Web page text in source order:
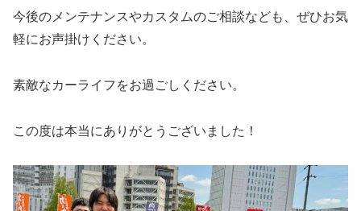
今後のメンテナンスやカスタムのご相談なども、ぜひお気
軽にお声掛けください。
素敵なカーライフをお過ごしください。
この度は本当にありがとうございました！